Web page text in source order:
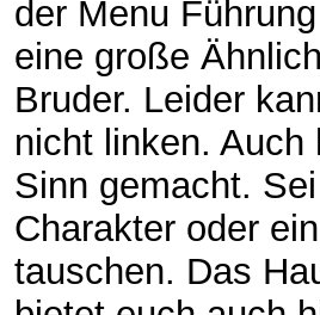
der Menu
eine große
Bruder. Leider
nicht linken.
Sinn gemacht.
Charakter oder
tauschen. Das